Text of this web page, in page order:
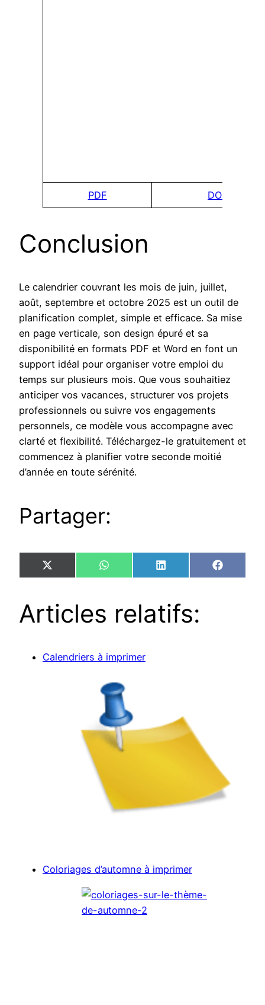
PDF DOCx
Conclusion
Le calendrier couvrant les mois de juin, juillet,
août, septembre et octobre 2025 est un outil de
planification complet, simple et efficace. Sa mise
en page verticale, son design épuré et sa
disponibilité en formats PDF et Word en font un
support idéal pour organiser votre emploi du
temps sur plusieurs mois. Que vous souhaitiez
anticiper vos vacances, structurer vos projets
professionnels ou suivre vos engagements
personnels, ce modèle vous accompagne avec
clarté et flexibilité. Téléchargez-le gratuitement et
commencez à planifier votre seconde moitié
d’année en toute sérénité.
Partager:
Share
on
X
(Twitter)
Share
on
WhatsApp
Share
on
LinkedIn
Share
on
Articles relatifs:
Calendriers à imprimer
Coloriages d’automne à imprimer